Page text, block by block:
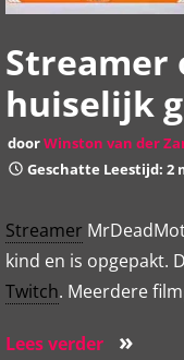
Streamer
huiselijk
doorWinston van der
Geschatte Leestijd: 2
Streamer
kind en is opgepakt.
Twitch. Meerdere
Lees verder »